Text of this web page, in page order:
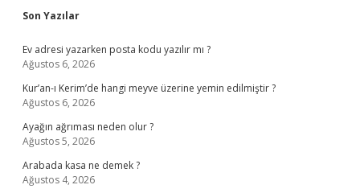
Sidebar
Son Yazılar
Ev adresi yazarken posta kodu yazılır mı ?
Ağustos 6, 2026
Kur’an-ı Kerim’de hangi meyve üzerine yemin edilmiştir ?
Ağustos 6, 2026
Ayağın ağrıması neden olur ?
Ağustos 5, 2026
Arabada kasa ne demek ?
Ağustos 4, 2026